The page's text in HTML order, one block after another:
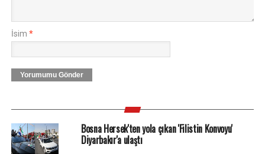
İsim *
Yorumumu Gönder
Bosna Hersek'ten yola çıkan 'Filistin Konvoyu'
Diyarbakır'a ulaştı